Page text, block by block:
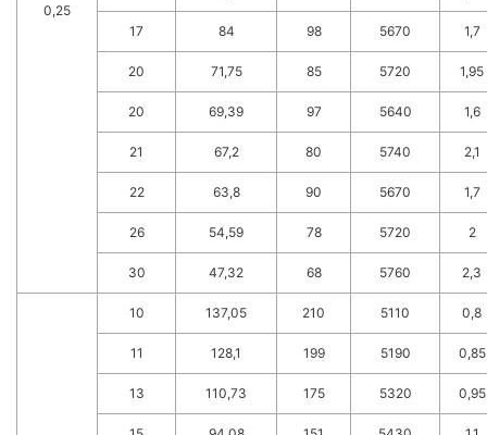
0,25
17 84 98 5670 1,7
20 71,75 85 5720 1,95
20 69,39 97 5640 1,6
21 67,2 80 5740 2,1
22 63,8 90 5670 1,7
26 54,59 78 5720 2
30 47,32 68 5760 2,3
10 137,05 210 5110 0,8
11 128,1 199 5190 0,85
13 110,73 175 5320 0,95